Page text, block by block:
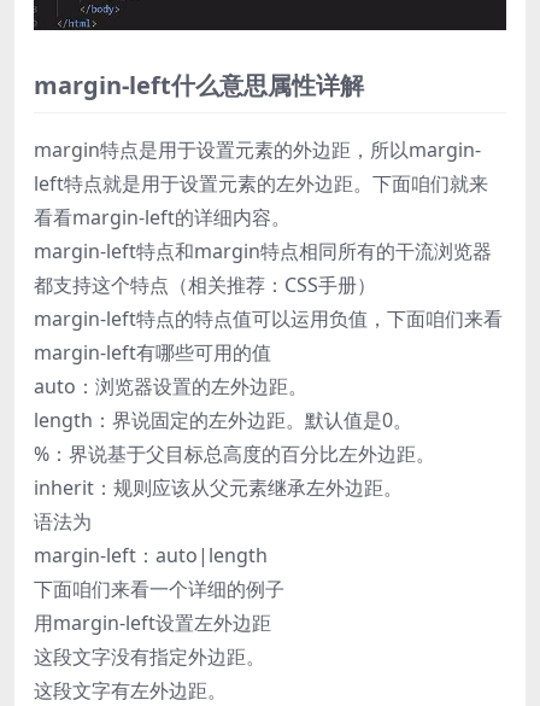
margin-left什么意思属性详解
margin特点是用于设置元素的外边距，所以margin-
left特点就是用于设置元素的左外边距。下面咱们就来
看看margin-left的详细内容。
margin-left特点和margin特点相同所有的干流浏览器
都支持这个特点（相关推荐：CSS手册）
margin-left特点的特点值可以运用负值，下面咱们来看
margin-left有哪些可用的值
auto：浏览器设置的左外边距。
length：界说固定的左外边距。默认值是0。
%：界说基于父目标总高度的百分比左外边距。
inherit：规则应该从父元素继承左外边距。
语法为
margin-left：auto|length
下面咱们来看一个详细的例子
用margin-left设置左外边距
这段文字没有指定外边距。
这段文字有左外边距。